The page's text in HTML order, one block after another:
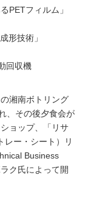
PETフィルム」
形技術」
回収機
湘南ボトリング
、その後夕食会が
ョップ、「リサ
レー・シート）リ
Business
ク氏によって開